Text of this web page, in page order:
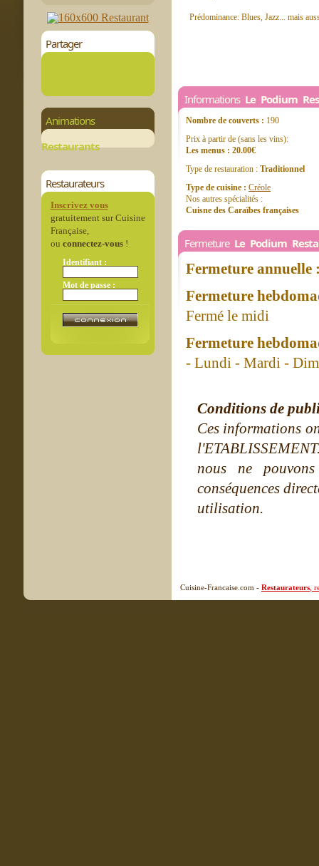
Partager
Animations
Restaurants
Restaurateurs
Inscrivez vous
gratuitement sur Cuisine
Française,
ou connectez-vous!
Identifiant :
Mot de passe :
Prédominance: Blues, Jazz... mais
Informations Le Podium
Nombre de couverts : 190
Prix à partir de (sans les vins):
Les menus : 20.00€
Type de restauration : Traditionnel
Type de cuisine : Créole
Nos autres spécialités :
Cuisne des Caraïbes françaises
Fermeture Le Podium
Fermeture annuelle
Fermeture
Fermé le midi
Fermeture
- Lundi - Mardi -
Conditions de
Ces informations
nous ne
conséquences
utilisation.
Cuisine-Francaise.com - Restaurateurs ,